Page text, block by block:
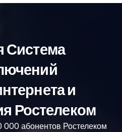
Система
и
Ростелеком
абонентов Ростелеком